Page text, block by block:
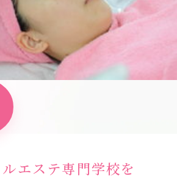
エステ専門学校を